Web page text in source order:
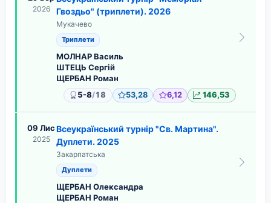
2026
Гвоздьо" (триплети). 2026
Мукачево
Триплети
МОЛНАР Василь
ШТЕЦЬ Сергій
ЩЕРБАН Роман
5-8/18 53,28 6,12 146,53
09 Лис
2025
Всеукраїнський турнір "Св. Мартина".
Дуплети. 2025
Закарпатська
Дуплети
ЩЕРБАН Олександра
ЩЕРБАН Роман